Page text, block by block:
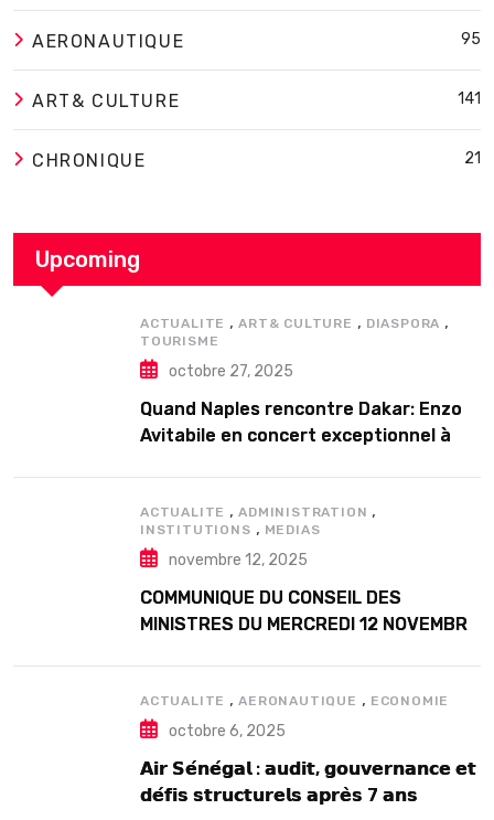
AERONAUTIQUE 95
ART& CULTURE 141
CHRONIQUE 21
Upcoming
ACTUALITE ,ART& CULTURE , DIASPORA ,
TOURISME
octobre 27, 2025
Quand Naples rencontre Dakar: Enzo
Avitabile en concert exceptionnel à
ACTUALITE ,ADMINISTRATION ,
INSTITUTIONS , MEDIAS
novembre 12, 2025
COMMUNIQUE DU CONSEIL DES
MINISTRES DU MERCREDI 12 NOVEMBRE
ACTUALITE ,AERONAUTIQUE , ECONOMIE
octobre 6, 2025
𝗔𝗶𝗿 𝗦𝗲́𝗻𝗲́𝗴𝗮𝗹 : 𝗮𝘂𝗱𝗶𝘁, 𝗴𝗼𝘂𝘃𝗲𝗿𝗻𝗮𝗻𝗰𝗲 𝗲𝘁
𝗱𝗲́𝗳𝗶𝘀 𝘀𝘁𝗿𝘂𝗰𝘁𝘂𝗿𝗲𝗹𝘀 𝗮𝗽𝗿𝗲̀𝘀 7 𝗮𝗻𝘀